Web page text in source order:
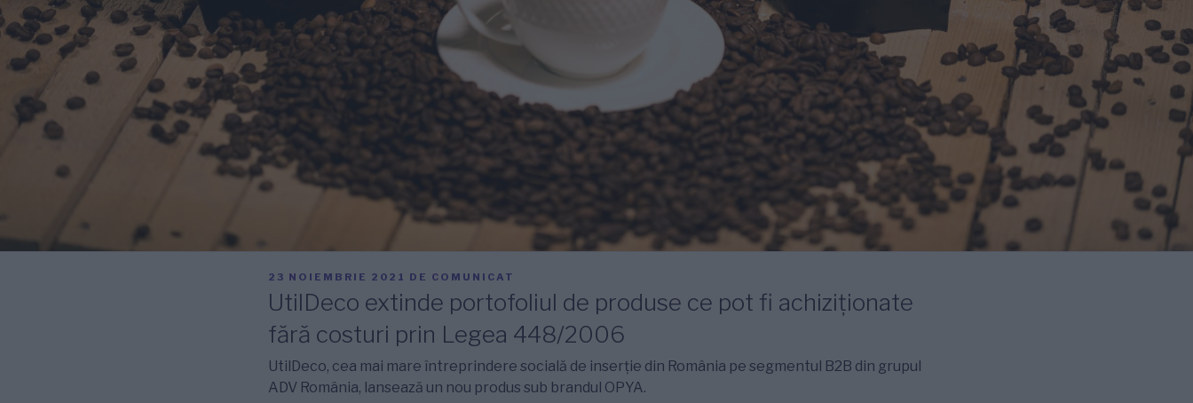
PUBLICAT
23 NOIEMBRIE 2021 DE COMUNICAT
UtilDeco extinde portofoliul de produse ce pot fi achiziționate
fără costuri prin Legea 448/2006
UtilDeco, cea mai mare întreprindere socială de inserție din România pe segmentul B2B din grupul
ADV România, lansează un nou produs sub brandul OPYA.